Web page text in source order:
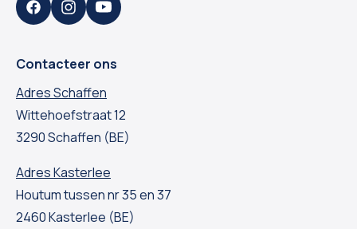
FacebookInstagramYouTube
Contacteer ons
Adres Schaffen
Wittehoefstraat 12
3290 Schaffen (BE)
Adres Kasterlee
Houtum tussen nr 35 en 37
2460 Kasterlee (BE)